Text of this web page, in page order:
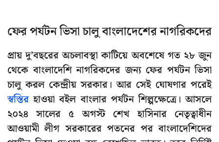
ফের পর্যটন ভিসা চালু বাংলাদেশের নাগরিকদের
প্রায় দু’বছরের অচলাবস্থা কাটিয়ে অবশেষে গত ২৮ জুন
থেকে বাংলাদেশি নাগরিকদের জন্য ফের পর্যটন ভিসা
চালু করল কেন্দ্রীয় সরকার। আর সেই ঘোষণার পরেই
স্বস্তির হাওয়া বইল বাংলার পর্যটন শিল্পক্ষেত্রে। আসলে
২০২৪ সালের ৫ অগস্ট শেখ হাসিনার নেতৃত্বাধীন
আওয়ামী লীগ সরকারের পতনের পর বাংলাদেশিদের